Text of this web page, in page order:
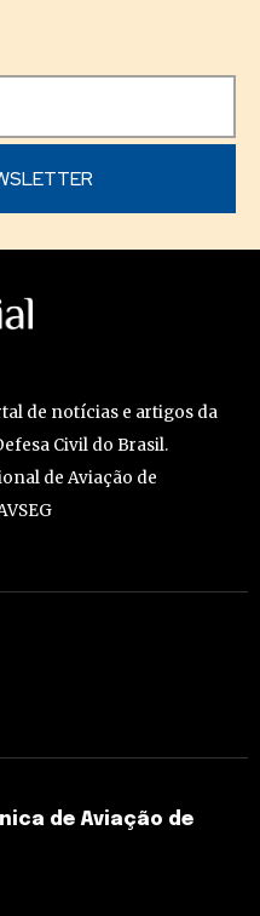
de notícias e artigos da
Civil do Brasil.
de Aviação de
de Aviação de